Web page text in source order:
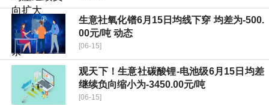
生意社氧化镨6月15日均线下穿 均差为-500.
00元/吨 动态
[06-15]
观天下！生意社碳酸锂-电池级6月15日均差
继续负向缩小为-3450.00元/吨
[06-15]